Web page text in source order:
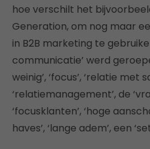
hoe verschilt het
Generation, om nog maar
in B2B marketing te
communicatie’ werd
weinig’, ‘focus’, ‘relatie met
‘relatiemanagement’, de
‘focusklanten’, ‘hoge
haves’, ‘lange adem’, een